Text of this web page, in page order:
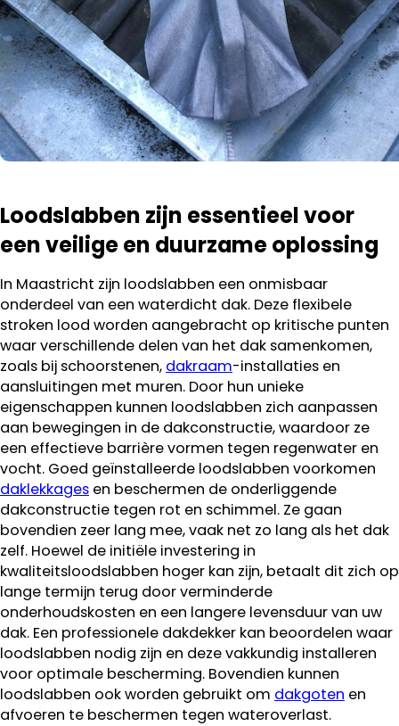
Loodslabben zijn essentieel voor
een veilige en duurzame oplossing
In Maastricht zijn loodslabben een onmisbaar
onderdeel van een waterdicht dak. Deze flexibele
stroken lood worden aangebracht op kritische punten
waar verschillende delen van het dak samenkomen,
zoals bij schoorstenen, dakraam-installaties en
aansluitingen met muren. Door hun unieke
eigenschappen kunnen loodslabben zich aanpassen
aan bewegingen in de dakconstructie, waardoor ze
een effectieve barrière vormen tegen regenwater en
vocht. Goed geïnstalleerde loodslabben voorkomen
daklekkages en beschermen de onderliggende
dakconstructie tegen rot en schimmel. Ze gaan
bovendien zeer lang mee, vaak net zo lang als het dak
zelf. Hoewel de initiële investering in
kwaliteitsloodslabben hoger kan zijn, betaalt dit zich op
lange termijn terug door verminderde
onderhoudskosten en een langere levensduur van uw
dak. Een professionele dakdekker kan beoordelen waar
loodslabben nodig zijn en deze vakkundig installeren
voor optimale bescherming. Bovendien kunnen
loodslabben ook worden gebruikt om dakgoten en
afvoeren te beschermen tegen wateroverlast.